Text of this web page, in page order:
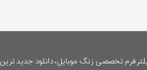
تخصصی زنگ موبایل، دانلود جدید